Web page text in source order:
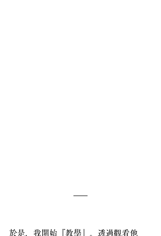
於是，我開始『教學』。透過觀看他